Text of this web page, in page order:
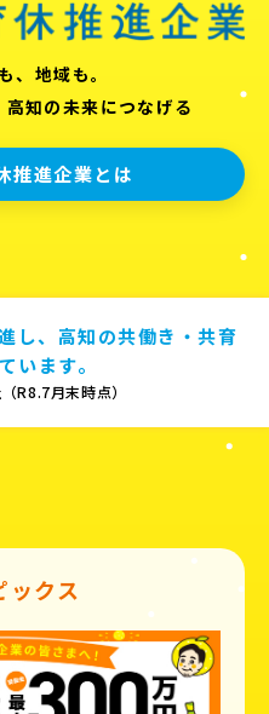
、地域も。
知の未来につなげる
推進企業とは
し、高知の共働き・共育
います。
月末時点）
ックス